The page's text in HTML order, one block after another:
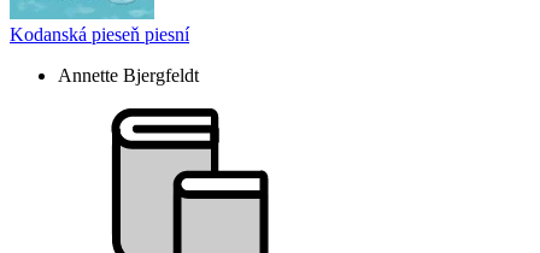
Kodanská pieseň piesní
Annette Bjergfeldt